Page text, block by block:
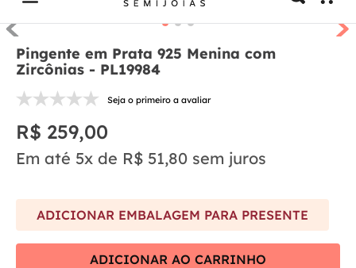
Pingente em Prata 925 Menina com
Zircônias - PL19984
Seja o primeiro a avaliar
R$ 259,00
Em até 5x de R$ 51,80 sem juros
ADICIONAR EMBALAGEM PARA PRESENTE
ADICIONAR AO CARRINHO